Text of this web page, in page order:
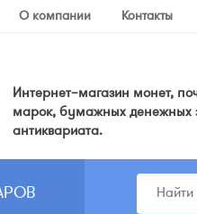
О компании Контакты
Интернет–магазин монет,
марок, бумажных денежных
антиквариата.